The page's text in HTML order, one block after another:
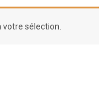
sélection.